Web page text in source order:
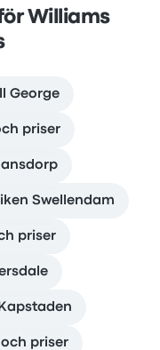
Williams
George
priser
Swellendam
priser
och priser